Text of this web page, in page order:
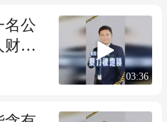
名公
财物
03:36